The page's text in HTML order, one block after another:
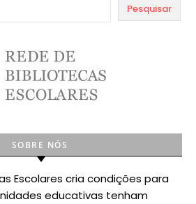
Pesquisar
SOBRE NÓS
Escolares cria condições para
educativas tenham